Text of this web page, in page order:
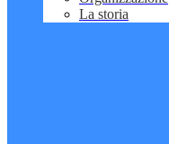
La storia